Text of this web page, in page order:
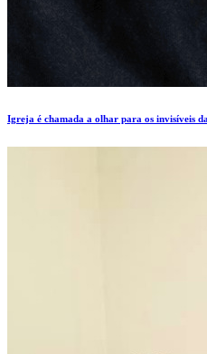
Igreja é chamada a olhar para os invisíveis